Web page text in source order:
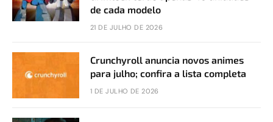
de cada modelo
21 DE JULHO DE 2026
Crunchyroll anuncia novos animes
para julho; confira a lista completa
1 DE JULHO DE 2026